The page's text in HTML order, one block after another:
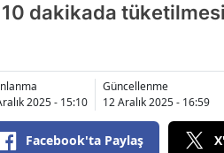
10 dakikada
2025 - 15:10
Güncellenme
12 Aralık 2025 - 16:59
Facebook'ta Paylaş